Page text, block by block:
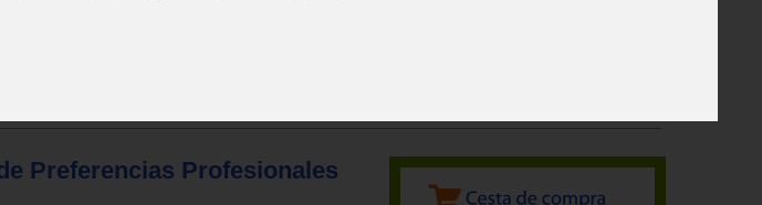
Preferencias Profesionales